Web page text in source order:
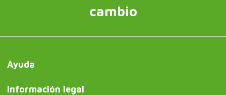
cambio
Ayuda
Información legal